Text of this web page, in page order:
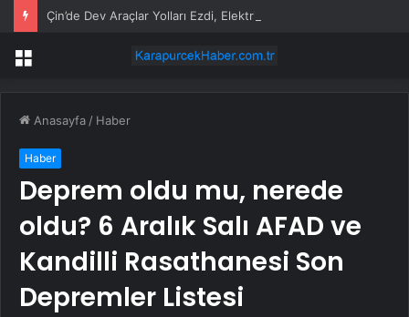
Menü
Anasayfa / Haber
Haber
Deprem oldu mu, nerede
oldu? 6 Aralık Salı AFAD ve
Kandilli Rasathanesi Son
Depremler Listesi